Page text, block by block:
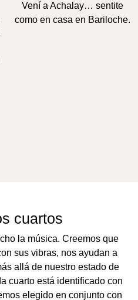
Vení a Achalay… sentite
como en casa en Bariloche.
cuartos
la música. Creemos que
sus vibras, nos ayudan a
allá de nuestro estado de
cuarto está identificado con
elegido en conjunto con